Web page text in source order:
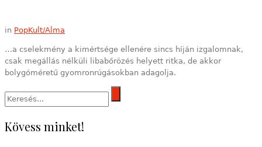
in PopKult/Alma
…a cselekmény a kimértsége ellenére sincs híján izgalomnak,
csak megállás nélküli libabőrözés helyett ritka, de akkor
bolygóméretű gyomronrúgásokban adagolja.
Kövess minket!